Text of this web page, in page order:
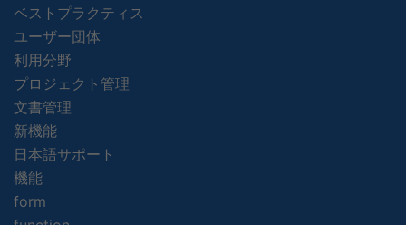
ベストプラクティス
ユーザー団体
利用分野
プロジェクト管理
文書管理
新機能
日本語サポート
機能
form